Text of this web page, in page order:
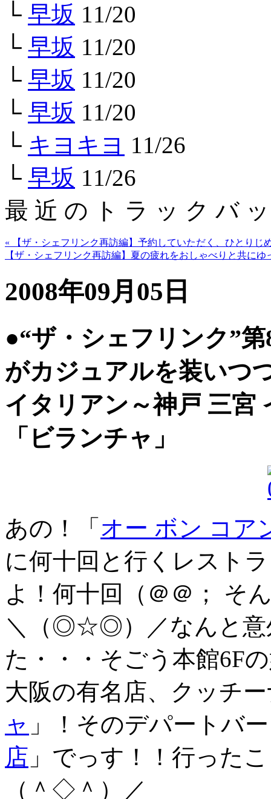
└ 早坂 11/20
└ 早坂 11/20
└ 早坂 11/20
└ 早坂 11/20
└ キヨキヨ 11/26
└ 早坂 11/26
最 近 の ト ラ ッ ク バ
« 【ザ・シェフリンク再訪編】予約していただく、ひとりじ
【ザ・シェフリンク再訪編】夏の疲れをおしゃべりと共に
2008年09月05日
●“ザ・シェフリンク”
がカジュアルを装いつ
イタリアン～神戸 三宮
「ビランチャ」
あの！「 オー ボン コア
に何十回と行くレスト
よ！何十回（＠＠； そ
＼（◎☆◎）／なんと意
た・・・そごう本館6F
大阪の有名店、クッチ
ャ 」！そのデパートバ
店 」でっす！！行った
（＾◇＾）／